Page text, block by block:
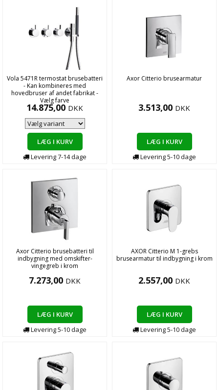
Vola 5471R termostat brusebatteri
- Kan kombineres med
hovedbruser af andet fabrikat -
Vælg farve
14.875,00 DKK
LÆG I KURV
Levering7-14dage
Axor Citterio brusearmatur
3.513,00 DKK
LÆG I KURV
Levering5-10dage
Axor Citterio brusebatteri til
indbygning med omskifter-
vingegreb i krom
7.273,00 DKK
LÆG I KURV
Levering5-10dage
AXOR Citterio M 1-grebs
brusearmatur til indbygning i krom
2.557,00 DKK
LÆG I KURV
Levering5-10dage